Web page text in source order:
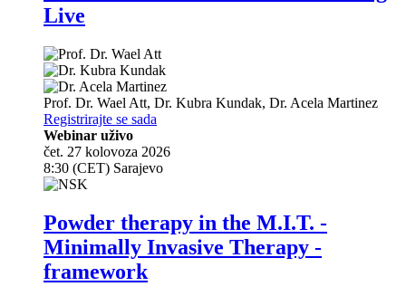
Live
Prof. Dr. Wael Att, Dr. Kubra Kundak, Dr. Acela Martinez
Registrirajte se sada
Webinar uživo
čet. 27 kolovoza 2026
8:30 (CET) Sarajevo
Powder therapy in the M.I.T. -
Minimally Invasive Therapy -
framework